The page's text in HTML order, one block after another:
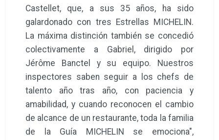
Castellet, que, a sus 35 años, ha sido
galardonado con tres Estrellas MICHELIN.
La máxima distinción también se concedió
colectivamente a Gabriel, dirigido por
Jérôme Banctel y su equipo. Nuestros
inspectores saben seguir a los chefs de
talento año tras año, con paciencia y
amabilidad, y cuando reconocen el cambio
de alcance de un restaurante, toda la familia
de la Guía MICHELIN se emociona",